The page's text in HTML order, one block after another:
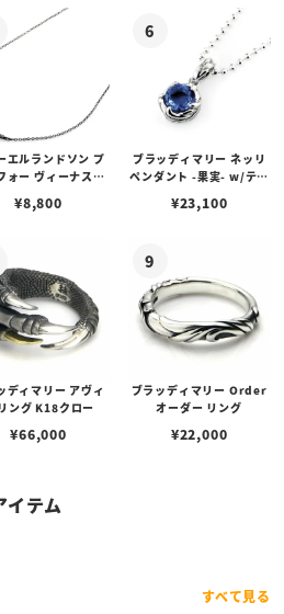
エルランドソン プ
ォー ヴィーナスチ
¥8,800
ブラッディマリー ネッリ
ペンダント -果実- w/ティ
¥23,100
ディマリー アヴィ
ング K18クロー
¥66,000
ブラッディマリー Order
オーダー リング
¥22,000
イテム
すべて見る